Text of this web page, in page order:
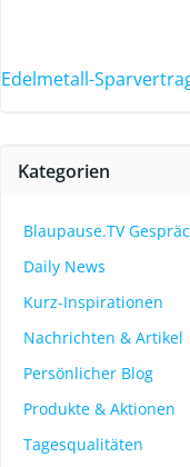
Edelmetall-
Kategorien
Blaupause.TV
Daily News
Kurz-Inspirationen
Nachrichten & Artikel
Persönlicher Blog
Produkte & Aktionen
Tagesqualitäten